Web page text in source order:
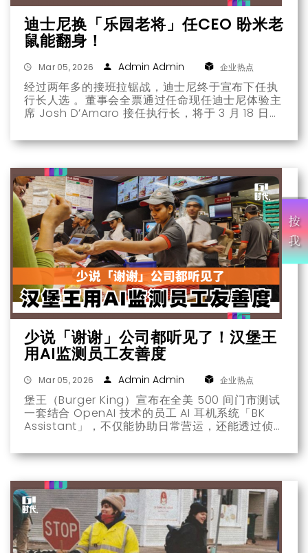
迪士尼换「乐园老将」任CEO 盼米老
鼠能翻身！
Mar 05, 2026 Admin Admin 企业热点
经过两年多的接班拉锯战，迪士尼终于宣布下任执
行长人选 。董事会全票通过任命现任迪士尼体验主
席 Josh D’Amaro 接任执行长，将于 3 月 18 日年
Bob Iger。
少说「谢谢」公司都听见了！汉堡王
用AI监测员工友善度
Mar 05, 2026 Admin Admin 企业热点
堡王（Burger King）宣布在全美 500 间门市测试
一套结合 OpenAI 技术的员工 AI 耳机系统「BK
Assistant」，不仅能协助日常营运，还能透过侦
模式。